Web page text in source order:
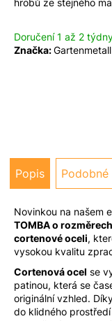
Doručení 1 až 2
Značka:Gartenmetall
Popis Podobné
Novinkou na našem
TOMBA o
cortenové oceli,
vysokou kvalitu
Cortenová ocel se
patinou, která se
originální vzhled.
do klidného
D
u
j
e
m
e